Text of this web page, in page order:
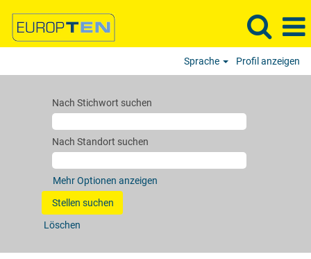
Sprache Profil anzeigen
Nach Stichwort suchen
Nach Standort suchen
Mehr Optionen anzeigen
Löschen